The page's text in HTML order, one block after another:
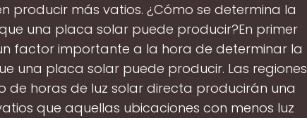
producir más vatios. ¿Cómo se determina la
una placa solar puede producir?En primer
factor importante a la hora de determinar la
una placa solar puede producir. Las regiones
de horas de luz solar directa producirán una
que aquellas ubicaciones con menos luz